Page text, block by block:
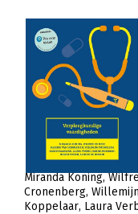
Miranda Koning
Cronenberg
Koppelaar Laura